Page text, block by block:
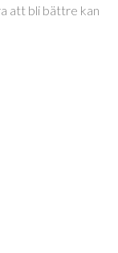
att bli bättre kan